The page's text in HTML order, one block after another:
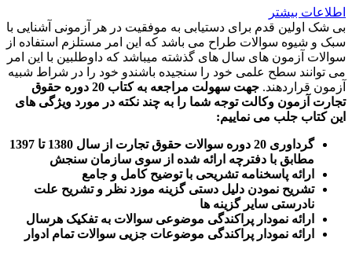
اطلاعات بیشتر
بی شک اولین قدم برای دستیابی به موفقیت در هر آزمونی آشنایی با
سبک و شیوه سوالات طراح می باشد که این امر مستلزم استفاده از
سوالات آزمون های سال های گذشته میباشد که داوطلبین با این امر
می توانند سطح علمی خود را سنجیده باشندو خود را در شراط شبیه
آزمون قراردهند.
جهت سهولت مراجعه به کتاب 20 دوره حقوق
تجارت آزمون وکالت توجه شما را به چند نکته در مورد ویژگی های
این کتاب جلب می نماییم:
گرداوری 20 دوره سوالات حقوق تجارت از سال 1380 تا 1397
مطابق با دفترچه ارائه شده از سوی سازمان سنجش
ارائه پاسخنامه تشریحی با توضیح کامل و جامع
تشریح نمودن دلیل دستی گزینه موزد نظر و تشریح علت
نادرستی سایر گزینه ها
ارائه نمودار پراکندگی موضوعی سوالات به تفکیک هرسال
رائه نمودار پراکندگی موضوعات جزیی سوالات تمام ادوار